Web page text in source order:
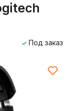
Под заказ